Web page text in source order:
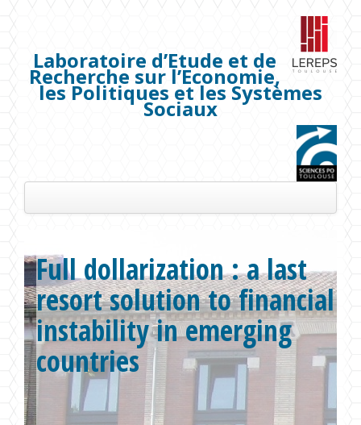
Laboratoire d’Etude et de
Recherche sur l’Economie,
les Politiques et les Systèmes
Sociaux
Les membres
Séminaires
Publications
Projets de recherche
Formations
Full dollarization : a last
resort solution to financial
instability in emerging
countries